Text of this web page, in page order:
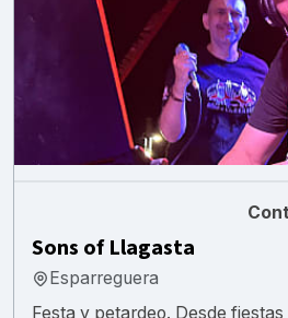
Sons of Llagasta
Esparreguera
Festa y petardeo. Desde